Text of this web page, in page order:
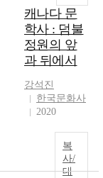
캐나다 문
학사 : 덤불
정원의 앞
과 뒤에서
강석진
한국문화사
2020
복
사/
대